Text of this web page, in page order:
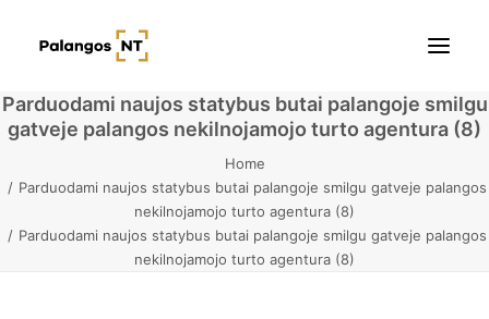
Butai
Namai / Kotedžai
Parduodami naujos statybus butai palangoje smilgu
gatveje palangos nekilnojamojo turto agentura (8)
Home
Parduodami naujos statybus butai palangoje smilgu gatveje palangos
nekilnojamojo turto agentura (8)
Parduodami naujos statybus butai palangoje smilgu gatveje palangos
nekilnojamojo turto agentura (8)